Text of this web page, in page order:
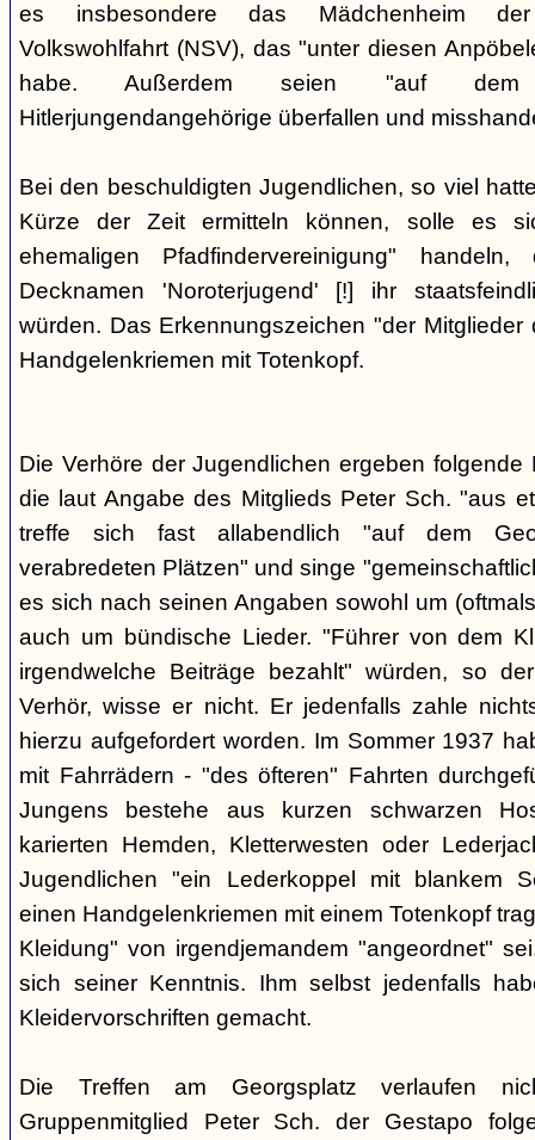
es insbesondere das Mädchenheim der
Volkswohlfahrt (NSV), das "unter diesen
habe. Außerdem seien "auf dem
Hitlerjungendangehörige überfallen und
Bei den beschuldigten Jugendlichen, so viel
Kürze der Zeit ermitteln können, solle es
ehemaligen Pfadfindervereinigung"
Decknamen 'Noroterjugend' [!] ihr
würden. Das Erkennungszeichen "der Mitglieder
Handgelenkriemen mit Totenkopf.
Die Verhöre der Jugendlichen ergeben folgende
die laut Angabe des Mitglieds Peter Sch. "aus
treffe sich fast allabendlich "auf dem
verabredeten Plätzen" und singe
es sich nach seinen Angaben sowohl um
auch um bündische Lieder. "Führer von dem
irgendwelche Beiträge bezahlt" würden, so
Verhör, wisse er nicht. Er jedenfalls zahle
hierzu aufgefordert worden. Im Sommer 1937
mit Fahrrädern - "des öfteren" Fahrten
Jungens bestehe aus kurzen schwarzen
karierten Hemden, Kletterwesten oder
Jugendlichen "ein Lederkoppel mit blankem
einen Handgelenkriemen mit einem Totenkopf
Kleidung" von irgendjemandem "angeordnet"
sich seiner Kenntnis. Ihm selbst jedenfalls
Kleidervorschriften gemacht.
Die Treffen am Georgsplatz verlaufen
Gruppenmitglied Peter Sch. der Gestapo